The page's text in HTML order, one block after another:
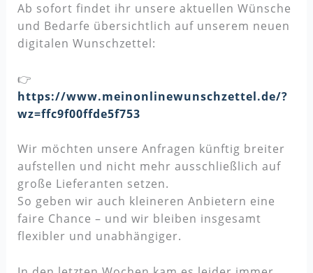
Ab sofort findet ihr unsere aktuellen Wünsche
und Bedarfe übersichtlich auf unserem neuen
digitalen Wunschzettel:
👉
https://www.meinonlinewunschzettel.de/?
wz=ffc9f00ffde5f753
Wir möchten unsere Anfragen künftig breiter
aufstellen und nicht mehr ausschließlich auf
große Lieferanten setzen.
So geben wir auch kleineren Anbietern eine
faire Chance – und wir bleiben insgesamt
flexibler und unabhängiger.